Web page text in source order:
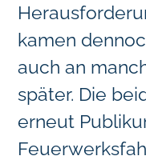
kamen
auch an
später. Die
erneut